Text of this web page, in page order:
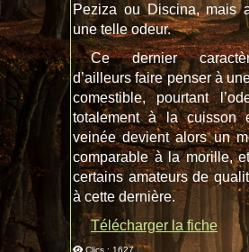
Peziza ou Discina, mais
une telle odeur.
Ce dernier
d’ailleurs faire penser à
comestible, pourtant
totalement à la cuisson
veinée devient alors un
comparable à la morille,
certains amateurs de
à cette dernière.
Télécharger la fiche
Clics : 1627